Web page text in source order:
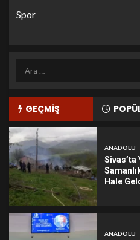
Spor
GEÇMİŞ
ANADOLU
Sivas’ta
Hale
ANADOLU